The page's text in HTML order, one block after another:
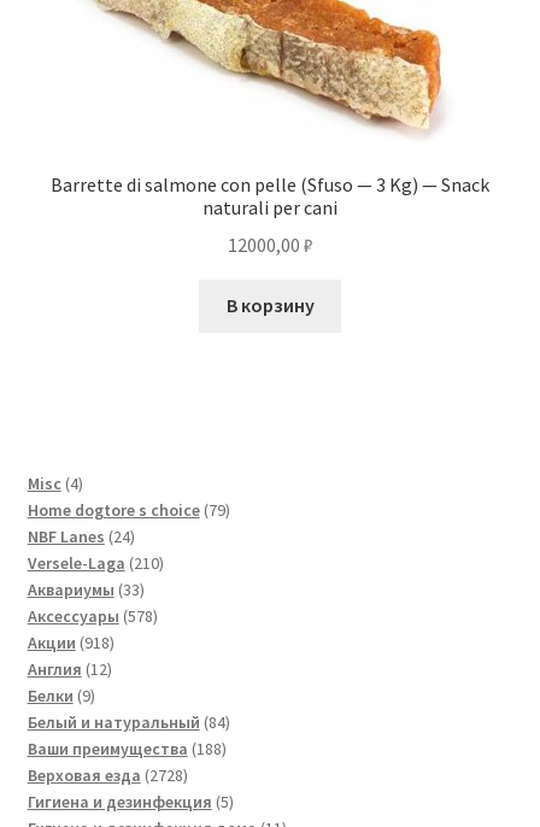
Barrette di salmone con pelle (Sfuso — 3 Kg) — Snack
naturali per cani
12000,00 ₽
В корзину
Misc 44
товара
Home dogtore s choice 7979
NBF Lanes 2424
товара
Versele-Laga 210210
Аквариумы 3333
товара
Аксессуары 578578
Акции 918918
товаров
Англия 1212
Белки 99
товаров
Белый и натуральный 8484
товара
Ваши преимущества 188188
Верховая езда 27282728
товаров
Гигиена и дезинфекция 55